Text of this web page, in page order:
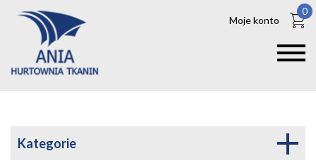
Moje konto
0
Kategorie